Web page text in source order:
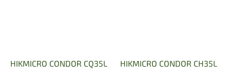
HIKMICRO CONDOR CQ35L HIKMICRO CONDOR CH35L